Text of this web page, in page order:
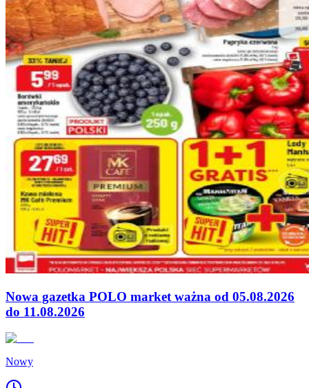
Nowa gazetka POLO market ważna od 05.08.2026
do 11.08.2026
Nowy